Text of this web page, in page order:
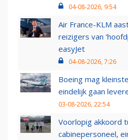
04-08-2026, 9:54
Air France-KLM
reizigers van
easyJet
04-08-2026, 7:26
Boeing mag
eindelijk gaan
03-08-2026, 22:54
Voorlopig akkoord
cabinepersoneel,